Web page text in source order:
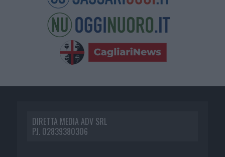
DIRETTA MEDIA ADV SRL
P.I. 02839380306